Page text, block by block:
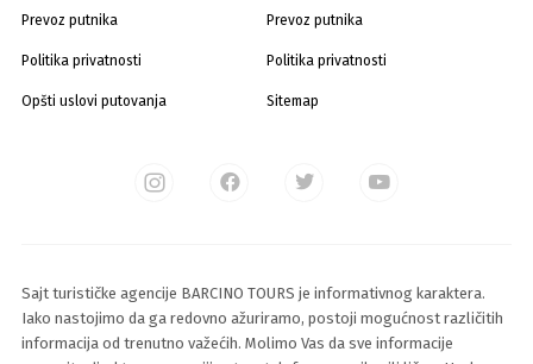
Prevoz putnika
Politika privatnosti
Opšti uslovi putovanja
Prevoz putnika
Politika privatnosti
Sitemap
Sajt turističke agencije BARCINO TOURS je informativnog karaktera.
Iako nastojimo da ga redovno ažuriramo, postoji mogućnost različitih
informacija od trenutno važećih. Molimo Vas da sve informacije